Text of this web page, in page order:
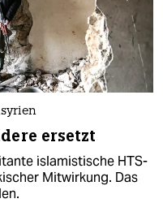
ersetzt
islamistische HTS-
Mitwirkung. Das